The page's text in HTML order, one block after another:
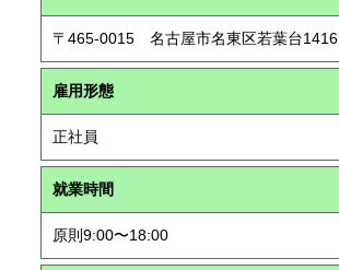
〒465-0015 名古屋市名東区若葉台1416
雇用形態
正社員
就業時間
原則9:00〜18:00